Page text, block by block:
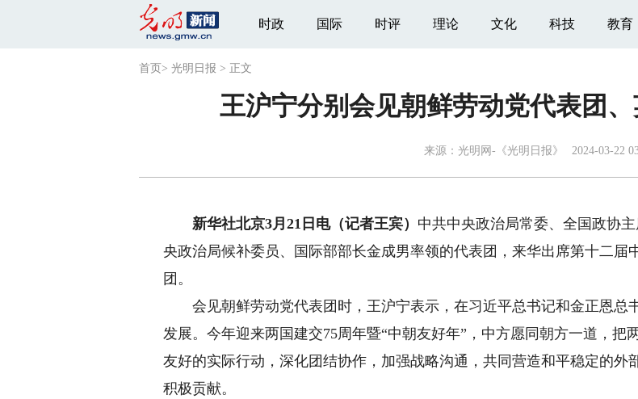
时政 国际 时评 理论 文化 科技 教育
首页 > 光明日报 > 正文
王沪宁分别会见朝鲜劳动党代表团
来源： 光明网-《光明日报》 2024-03-22
新华社北京3月21日电（记者王宾） 中共中央政治局常委、全国政协
央政治局候补委员、国际部部长金成男率领的代表团，来华出席第十二届
团。
会见朝鲜劳动党代表团时，王沪宁表示，在习近平总书记和金正恩总
发展。今年迎来两国建交75周年暨“中朝友好年”，中方愿同朝方一道，把
友好的实际行动，深化团结协作，加强战略沟通，共同营造和平稳定的外
积极贡献。